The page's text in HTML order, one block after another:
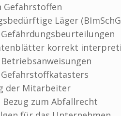
Gefahrstoffen
Läger
korrekt
der Mitarbeiter
Bezug zum Abfallrecht